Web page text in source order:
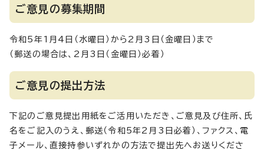
ご意見の募集期間
令和5年1月4日（水曜日）から2月3日（金曜日）まで
（郵送の場合は、2月3日（金曜日）必着）
ご意見の提出方法
下記のご意見提出用紙をご活用いただき、ご意見及び住所、氏
名をご記入のうえ、郵送（令和5年2月3日必着）、ファクス、電
子メール、直接持参いずれかの方法で提出先へお送りくださ